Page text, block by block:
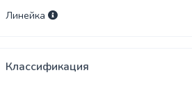
Линейка
Классификация